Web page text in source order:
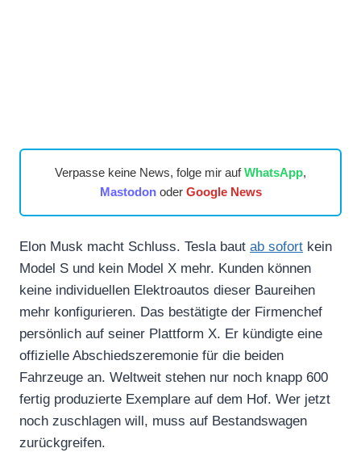
Verpasse keine News, folge mir aufWhatsApp,
Mastodonoder Google News
Elon Musk macht Schluss. Tesla baut ab sofort kein
Model S und kein Model X mehr. Kunden können
keine individuellen Elektroautos dieser Baureihen
mehr konfigurieren. Das bestätigte der Firmenchef
persönlich auf seiner Plattform X. Er kündigte eine
offizielle Abschiedszeremonie für die beiden
Fahrzeuge an. Weltweit stehen nur noch knapp 600
fertig produzierte Exemplare auf dem Hof. Wer jetzt
noch zuschlagen will, muss auf Bestandswagen
zurückgreifen.